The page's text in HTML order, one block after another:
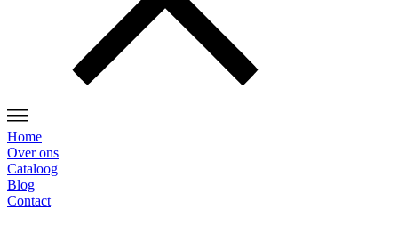
Home
Over ons
Cataloog
Blog
Contact